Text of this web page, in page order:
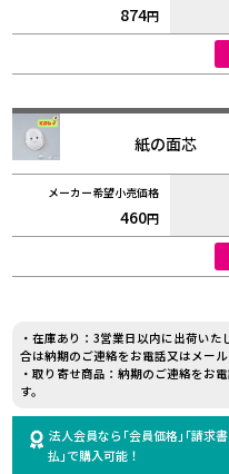
874円
紙の面芯
460円
・在庫あり：3営業日以内に出荷い
合は納期のご連絡をお電話又はメー
・取り寄せ商品：納期のご連絡をお
す。
法人会員なら｢会員価格｣｢請求書
払｣で購入可能！